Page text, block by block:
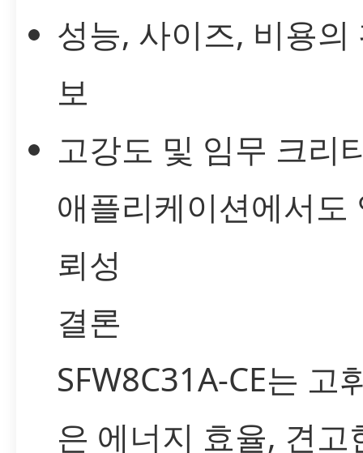
성능, 사이즈, 비용의
보
고강도 및 임무 크리
애플리케이션에서도
뢰성
결론
SFW8C31A-CE는 고
은 에너지 효율, 견고